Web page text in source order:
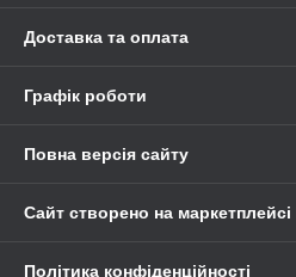
Доставка та оплата
Графік роботи
Повна версія сайту
Сайт створено на маркетплейсі
Політика конфіденційності